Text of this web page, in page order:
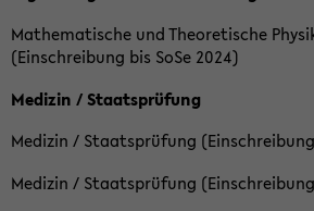
Mathematische und Theoretische
(Einschreibung bis SoSe 2024)
Medizin / Staatsprüfung
Medizin / Staatsprüfung (Einschreibung
Medizin / Staatsprüfung (Einschreibung